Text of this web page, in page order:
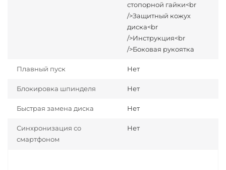
стопорной гайки<br
/>Защитный кожух
диска<br
/>Инструкция<br
/>Боковая рукоятка
Плавный пуск Нет
Блокировка шпинделя Нет
Быстрая замена диска Нет
Синхронизация со
смартфоном
Нет